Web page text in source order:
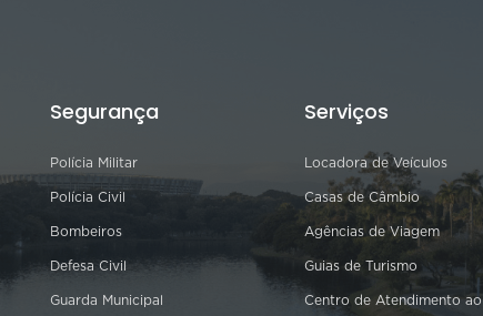
Segurança
Polícia Militar
Polícia Civil
Bombeiros
Defesa Civil
Guarda Municipal
Serviços
Locadora de Veículos
Casas de Câmbio
Agências de Viagem
Guias de Turismo
Centro de Atendimento ao